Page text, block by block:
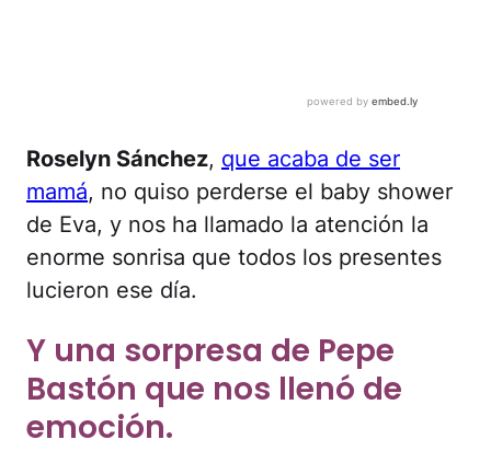
Roselyn Sánchez, que acaba de ser
mamá, no quiso perderse el baby shower
de Eva, y nos ha llamado la atención la
enorme sonrisa que todos los presentes
lucieron ese día.
Y una sorpresa de Pepe
Bastón que nos llenó de
emoción.